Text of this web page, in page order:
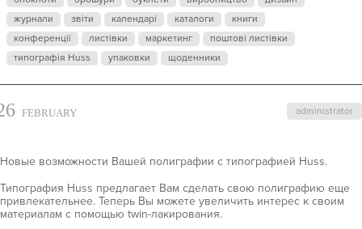
ВАШЕЙ
журнали
звіти календарі каталоги
книги
конференції
листівки маркетинг
поштові листівки
типографія Huss
упаковки щоденники
administrator
FEBRUARY
Новые возможности Вашей полиграфии с типографией Huss.
Типография Huss предлагает Вам сделать свою полиграфию еще
привлекательнее. Теперь Вы можете увеличить интерес к своим
материалам с помощью twin-лакирования.